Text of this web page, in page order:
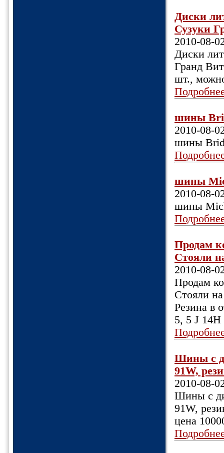
Диски
Сузуки
2010-08-
Диски
Гранд
шт.,
шины
2010-08-
шины
шины
2010-08-
шины
Продам
Стояли
2010-08-
Продам
Стояли
Резина в
5, 5 J
Шины с
91W,
2010-08-
Шины с
91W,
цена